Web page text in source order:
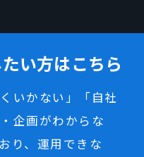
い方はこちら
いかない」「自社
企画がわからな
り、運用できな